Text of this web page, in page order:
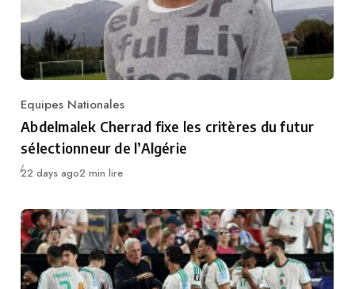
Category
Equipes Nationales
Abdelmalek Cherrad fixe les critères du futur
sélectionneur de l’Algérie
Publié
22 days ago2 min lire